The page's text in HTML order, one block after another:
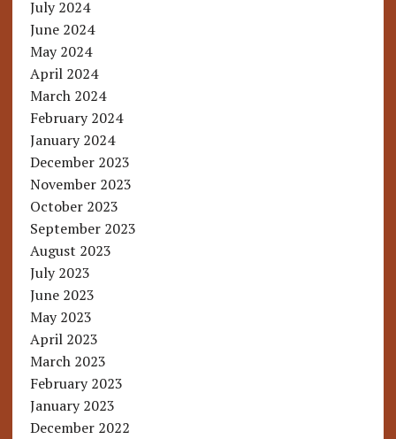
July 2024
June 2024
May 2024
April 2024
March 2024
February 2024
January 2024
December 2023
November 2023
October 2023
September 2023
August 2023
July 2023
June 2023
May 2023
April 2023
March 2023
February 2023
January 2023
December 2022